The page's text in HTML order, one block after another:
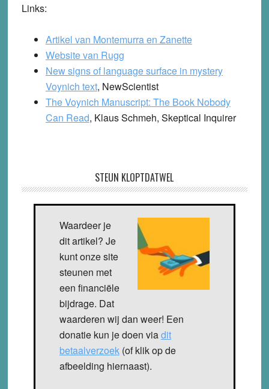
Links:
Artikel van Montemurra en Zanette
Website van Rugg
New signs of language surface in mystery
Voynich text, NewScientist
The Voynich Manuscript: The Book Nobody
Can Read, Klaus Schmeh, Skeptical Inquirer
STEUN KLOPTDATWEL
Waardeer je
dit artikel? Je
kunt onze site
steunen met
een financiële
bijdrage. Dat
waarderen wij dan weer! Een
donatie kun je doen viadit
betaalverzoek(of klik op de
afbeelding hiernaast).